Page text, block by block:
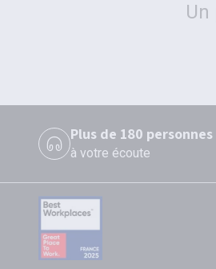
Plus de 180 personnes
à votre écoute